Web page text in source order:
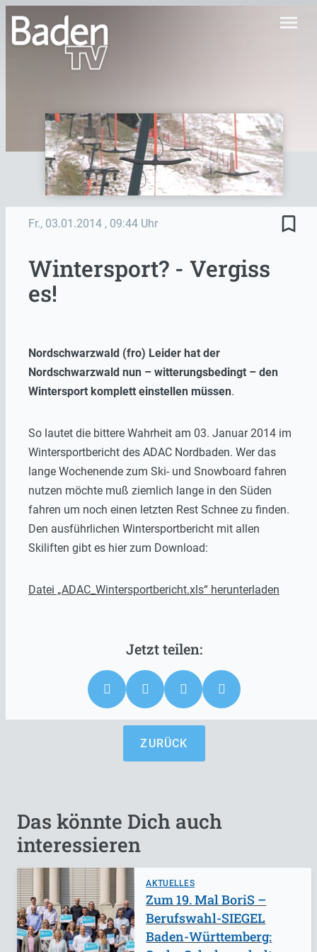
menu
Fr., 03.01.2014 , 09:44 Uhr bookmark_border
Wintersport? - Vergiss
es!
Nordschwarzwald (fro) Leider hat der
Nordschwarzwald nun – witterungsbedingt – den
Wintersport komplett einstellen müssen.
So lautet die bittere Wahrheit am 03. Januar 2014 im
Wintersportbericht des ADAC Nordbaden. Wer das
lange Wochenende zum Ski- und Snowboard fahren
nutzen möchte muß ziemlich lange in den Süden
fahren um noch einen letzten Rest Schnee zu finden.
Den ausführlichen Wintersportbericht mit allen
Skiliften gibt es hier zum Download:
Datei „ADAC_Wintersportbericht.xls“ herunterladen
ZURÜCK
Das könnte Dich auch
interessieren
AKTUELLES
Zum 19. Mal BoriS –
Berufswahl-SIEGEL
Baden-Württemberg: